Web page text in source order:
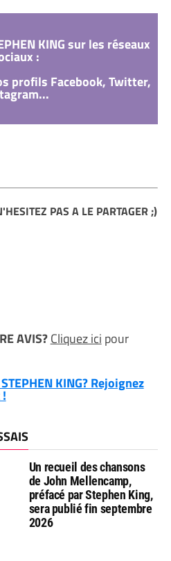
KING sur les réseaux
:
profils Facebook, Twitter,
PAS A LE PARTAGER ;)
AVIS?Cliquez ici pour
KING? Rejoignez
Un recueil des chansons
de John Mellencamp,
préfacé par Stephen King,
sera publié fin septembre
2026